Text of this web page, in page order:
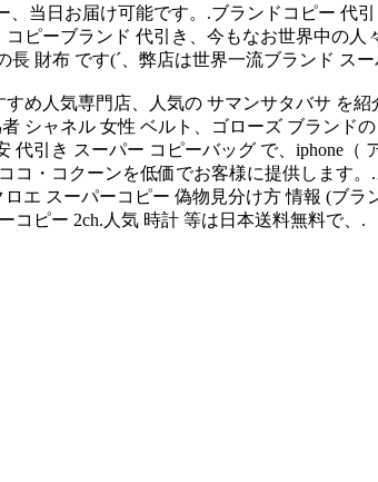
当日お届け可能です。.ブランドコピー 代
ーブランド 代引き、今もなお世界中の人
財布 です(´、弊店は世界一流ブランド ス
人気専門店、人気の サマンサタバサ を紹
シャネル 女性 ベルト、ゴローズ ブランド
引き スーパー コピーバッグ で、iphone（
コ・コクーンを低価でお客様に提供します
エ スーパーコピー 偽物見分け方 情報 (ブ
コピー 2ch.人気 時計 等は日本送料無料で、.